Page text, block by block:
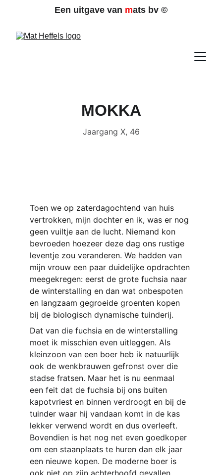
Een uitgave van mats bv ©
MOKKA
Jaargang X, 46
Toen we op zaterdagochtend van huis
vertrokken, mijn dochter en ik, was er nog
geen vuiltje aan de lucht. Niemand kon
bevroeden hoezeer deze dag ons rustige
leventje zou veranderen. We hadden van
mijn vrouw een paar duidelijke opdrachten
meegekregen: eerst de grote fuchsia naar
de winterstalling en dan wat onbespoten
en langzaam gegroeide groenten kopen
bij de biologisch dynamische tuinderij.
Dat van die fuchsia en de winterstalling
moet ik misschien even uitleggen. Als
kleinzoon van een boer heb ik natuurlijk
ook de wenkbrauwen gefronst over die
stadse fratsen. Maar het is nu eenmaal
een feit dat de fuchsia bij ons buiten
kapotvriest en binnen verdroogt en bij de
tuinder waar hij vandaan komt in de kas
lekker verwend wordt en dus overleeft.
Bovendien is het nog net even goedkoper
om een staanplaats te huren dan elk jaar
een nieuwe kopen. De moderne boer is
ook niet op zijn achterhoofd gevallen.